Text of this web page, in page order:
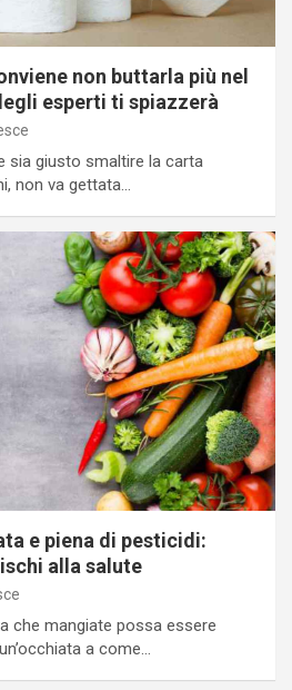
non buttarla più nel
esperti ti spiazzerà
sia giusto smaltire la carta
non va gettata…
e piena di pesticidi:
alla salute
che mangiate possa essere
a come…